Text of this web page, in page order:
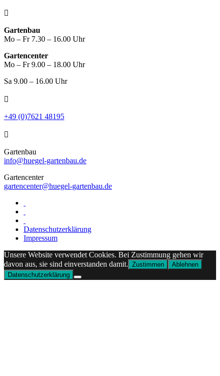

Gartenbau
Mo – Fr 7.30 – 16.00 Uhr
Gartencenter
Mo – Fr 9.00 – 18.00 Uhr
Sa 9.00 – 16.00 Uhr

+49 (0)7621 48195

Gartenbau
info@huegel-gartenbau.de
Gartencenter
gartencenter@huegel-gartenbau.de
Datenschutzerklärung
Impressum
Unsere Website verwendet Cookies. Bei Zustimmung gehen wir
davon aus, sie sind einverstanden damit. Zustimmen
Ablehnen
Datenschutzerklärung